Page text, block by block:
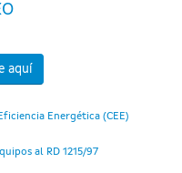
aquí
Energética (CEE)
al RD 1215/97